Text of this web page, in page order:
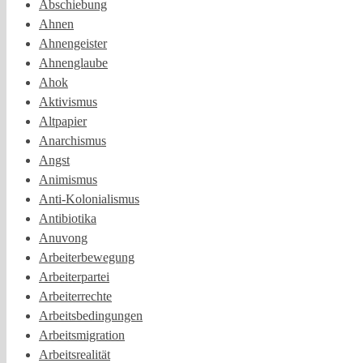
Abschiebung
Ahnen
Ahnengeister
Ahnenglaube
Ahok
Aktivismus
Altpapier
Anarchismus
Angst
Animismus
Anti-Kolonialismus
Antibiotika
Anuvong
Arbeiterbewegung
Arbeiterpartei
Arbeiterrechte
Arbeitsbedingungen
Arbeitsmigration
Arbeitsrealität